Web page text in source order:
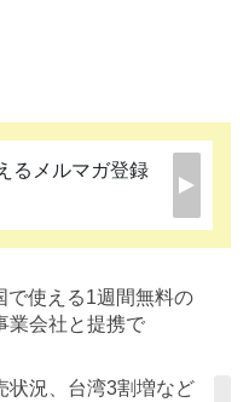
るメルマガ登録
で使える1週間無料の
業会社と提携で
状況、台湾3割増など